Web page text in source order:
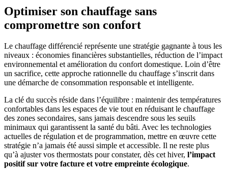
Optimiser son chauffage sans
compromettre son confort
Le chauffage différencié représente une stratégie gagnante à tous les
niveaux : économies financières substantielles, réduction de l’impact
environnemental et amélioration du confort domestique. Loin d’être
un sacrifice, cette approche rationnelle du chauffage s’inscrit dans
une démarche de consommation responsable et intelligente.
La clé du succès réside dans l’équilibre : maintenir des températures
confortables dans les espaces de vie tout en réduisant le chauffage
des zones secondaires, sans jamais descendre sous les seuils
minimaux qui garantissent la santé du bâti. Avec les technologies
actuelles de régulation et de programmation, mettre en œuvre cette
stratégie n’a jamais été aussi simple et accessible. Il ne reste plus
qu’à ajuster vos thermostats pour constater, dès cet hiver, l’impact
positif sur votre facture et votre empreinte écologique.